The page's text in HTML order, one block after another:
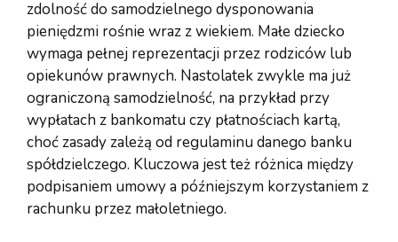
zdolność do samodzielnego dysponowania
pieniędzmi rośnie wraz z wiekiem. Małe dziecko
wymaga pełnej reprezentacji przez rodziców lub
opiekunów prawnych. Nastolatek zwykle ma już
ograniczoną samodzielność, na przykład przy
wypłatach z bankomatu czy płatnościach kartą,
choć zasady zależą od regulaminu danego banku
spółdzielczego. Kluczowa jest też różnica między
podpisaniem umowy a późniejszym korzystaniem z
rachunku przez małoletniego.